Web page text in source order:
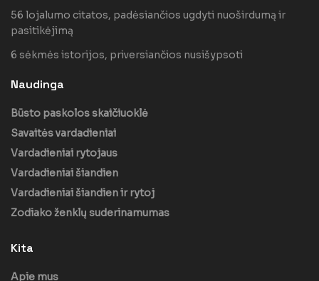
56 lojalumo citatos, padėsiančios ugdyti nuoširdumą ir
pasitikėjimą
6 sėkmės istorijos, priversiančios nusišypsoti
Naudinga
Būsto paskolos skaičiuoklė
Savaitės vardadieniai
Vardadieniai rytojaus
Vardadieniai šiandien
Vardadieniai šiandien ir rytoj
Zodiako ženklų suderinamumas
Kita
Apie mus